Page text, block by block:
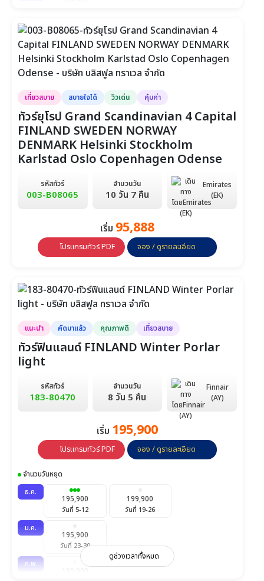
ก.พ.
249,900
วันที่ 18-28
249,900 249,900
เที่ยวสบาย สบายใจได้ วิวเด่น คุ้มค่า
ทัวร์ยุโรป Grand Scandinavian 4 Capital
FINLAND SWEDEN NORWAY
DENMARK Helsinki Stockholm
Karlstad Oslo Copenhagen Odense
รหัสทัวร์
003-B08065
จำนวนวัน
10 วัน 7 คืน
Emirates
(EK)
เริ่ม 95,888
โปรแกรมทัวร์ PDF จอง / ดูรายละเอียด
แนะนำ คัดมาแล้ว คุณภาพดี เที่ยวสบาย
ทัวร์ฟินแลนด์ FINLAND Winter Porlar
light
รหัสทัวร์
183-80470
จำนวนวัน
8 วัน 5 คืน
Finnair
(AY)
เริ่ม 195,900
โปรแกรมทัวร์ PDF จอง / ดูรายละเอียด
จำนวนวันหยุด
ธ.ค.
195,900
วันที่ 5-12
199,900
วันที่ 19-26
ม.ค.
195,900
วันที่ 23-30
ก.พ.
ดูช่วงเวลาทั้งหมด